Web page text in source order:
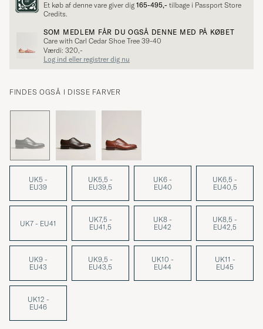
Et køb af denne vare giver dig 165-495,- tilbage i Passport Store
Credits.
SOM MEDLEM FÅR DU OGSÅ DENNE MED PÅ KØBET
Care with Carl Cedar Shoe Tree 39-40
Værdi: 320,-
Log ind eller registrer dig nu
FINDES OGSÅ I DISSE FARVER
UK5 -
EU39
UK5,5 -
EU39,5
UK6 -
EU40
UK6,5 -
EU40,5
UK7 - EU41
UK7,5 -
EU41,5
UK8 -
EU42
UK8,5 -
EU42,5
UK9 -
EU43
UK9,5 -
EU43,5
UK10 -
EU44
UK11 -
EU45
UK12 -
EU46